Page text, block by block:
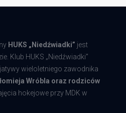
HUKS „Niedźwiadki” jest
Klub HUKS „Niedźwiadki”
wieloletniego zawodnika
Wróbla oraz rodziców
hokejowe przy MDK w